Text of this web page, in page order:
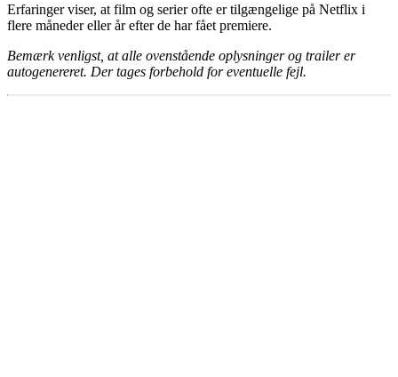
Erfaringer viser, at film og serier ofte er tilgængelige på Netflix i
flere måneder eller år efter de har fået premiere.
Bemærk venligst, at alle ovenstående oplysninger og trailer er
autogenereret. Der tages forbehold for eventuelle fejl.